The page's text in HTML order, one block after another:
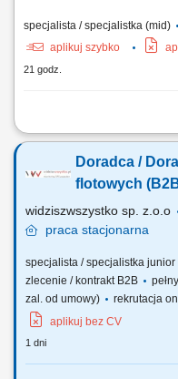
specjalista / specjalistka (mid)
aplikuj szybko
21 godz.
Twój obszar
doradztwo produktowe oraz
klientów. Udział w targach,
Doradca /
flotowych
widziszwszystko sp. z.o.o
praca stacjonarna
specjalista / specjalistka junior
zlecenie / kontrakt B2B
zal. od umowy)
rekrutacja
aplikuj bez CV
1 dni